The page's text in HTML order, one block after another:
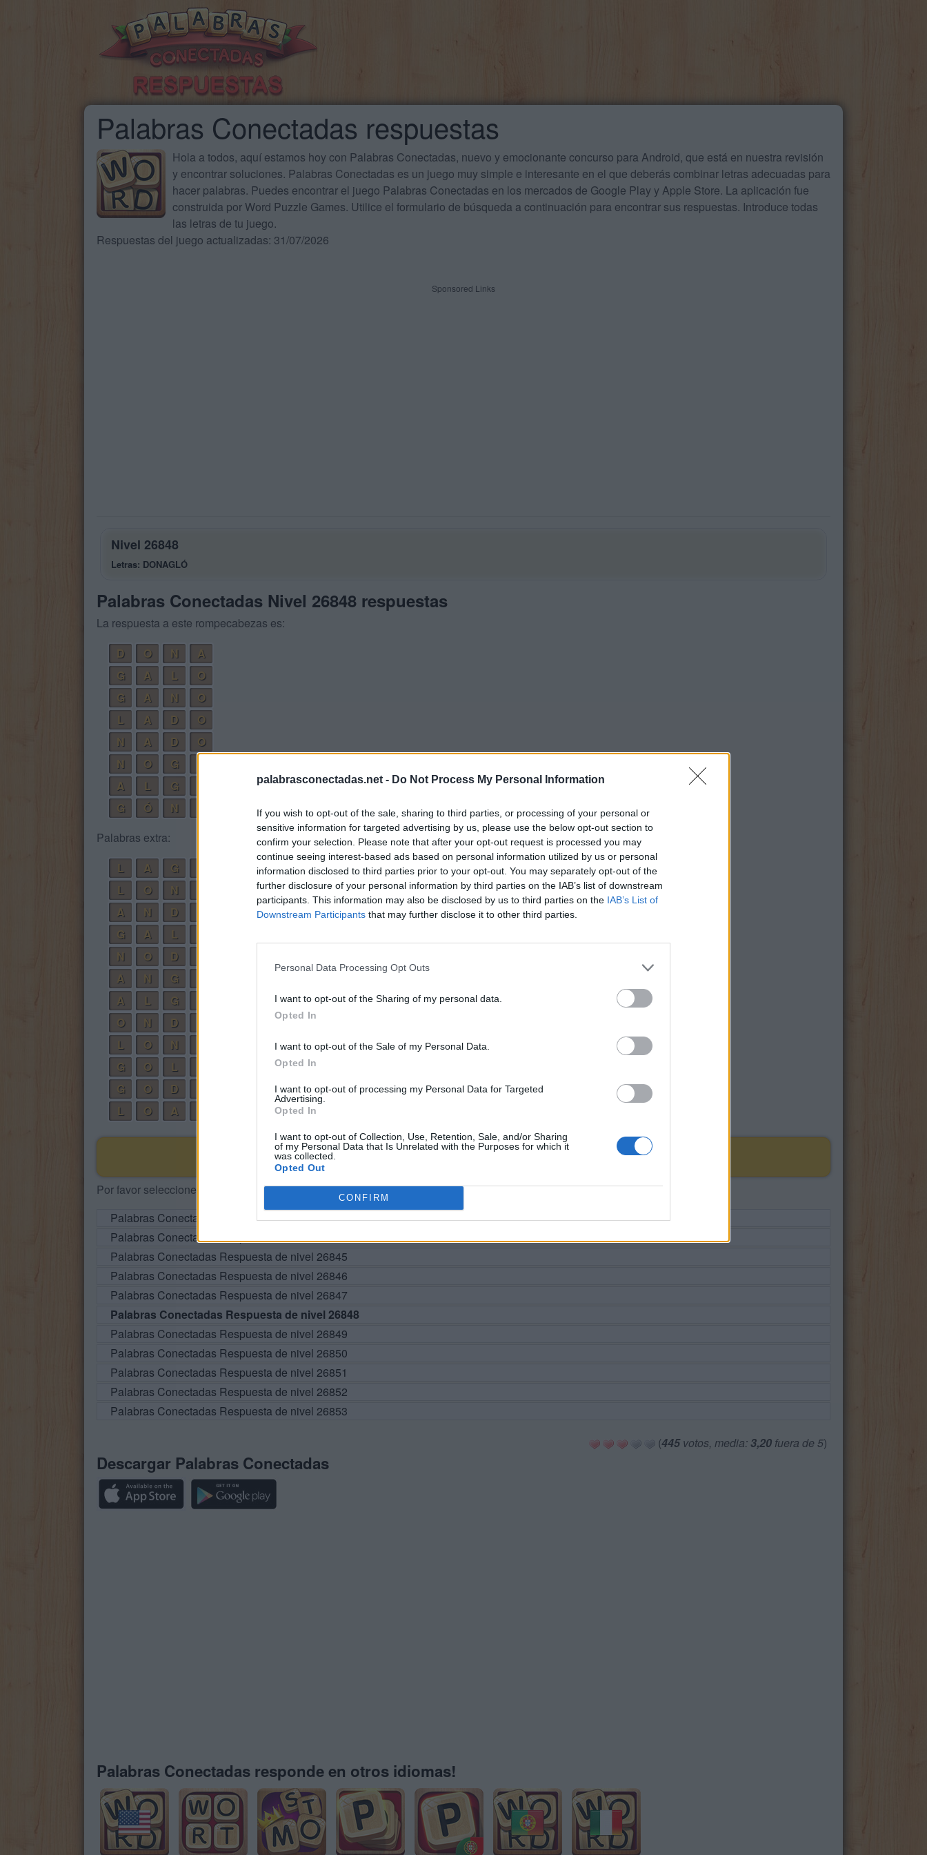
palabrasconectadas.net - Do Not Process My Personal Information
If you wish to opt-out of the sale, sharing to third parties, or processing of your personal or
sensitive information for targeted advertising by us, please use the below opt-out section to
confirm your selection. Please note that after your opt-out request is processed you may
continue seeing interest-based ads based on personal information utilized by us or personal
information disclosed to third parties prior to your opt-out. You may separately opt-out of the
further disclosure of your personal information by third parties on the IAB’s list of downstream
participants. This information may also be disclosed by us to third parties on the IAB’s List of
Downstream Participants that may further disclose it to other third parties.
Personal Data Processing Opt Outs
I want to opt-out of the Sharing of my personal data.
Opted In
I want to opt-out of the Sale of my Personal Data.
Opted In
I want to opt-out of processing my Personal Data for Targeted
Advertising.
Opted In
I want to opt-out of Collection, Use, Retention, Sale, and/or Sharing
of my Personal Data that Is Unrelated with the Purposes for which it
was collected.
Opted Out
CONFIRM
Palabras Conectadas respuestas
Hola a todos, aquí estamos hoy con Palabras Conectadas, nuevo y emocionante concurso para Android, que está en nuestra revisión
y encontrar soluciones. Palabras Conectadas es un juego muy simple e interesante en el que deberás combinar letras adecuadas para
hacer palabras. Puedes encontrar el juego Palabras Conectadas en los mercados de Google Play y Apple Store. La aplicación fue
construida por Word Puzzle Games. Utilice el formulario de búsqueda a continuación para encontrar sus respuestas. Introduce todas
las letras de tu juego.
Respuestas del juego actualizadas: 31/07/2026
Sponsored Links
Nivel 26848
Letras: DONAGLÓ
Palabras Conectadas Nivel 26848 respuestas
La respuesta a este rompecabezas es:
D
O N
A
G
A L
O
G
A N
O
L
A D
O
N
A D
O
N
O G
A
L G Ó
N
G
Ó N L
A
Palabras extra:
L
A G
L
O N
A
N D
G
A L
N
O D
A
N G
A
L G
O
N D
L
O N
G
O L
G
O D
L
O A
BUSCAR MÁS RESPUESTAS
Por favor seleccione los niveles:
Palabras Conectadas Respuesta de nivel 26843
Palabras Conectadas Respuesta de nivel 26844
Palabras Conectadas Respuesta de nivel 26845
Palabras Conectadas Respuesta de nivel 26846
Palabras Conectadas Respuesta de nivel 26847
Palabras Conectadas Respuesta de nivel 26848
Palabras Conectadas Respuesta de nivel 26849
Palabras Conectadas Respuesta de nivel 26850
Palabras Conectadas Respuesta de nivel 26851
Palabras Conectadas Respuesta de nivel 26852
Palabras Conectadas Respuesta de nivel 26853
(445votos, media: 3,20 fuera de 5)
Descargar Palabras Conectadas
Palabras Conectadas responde en otros idiomas!